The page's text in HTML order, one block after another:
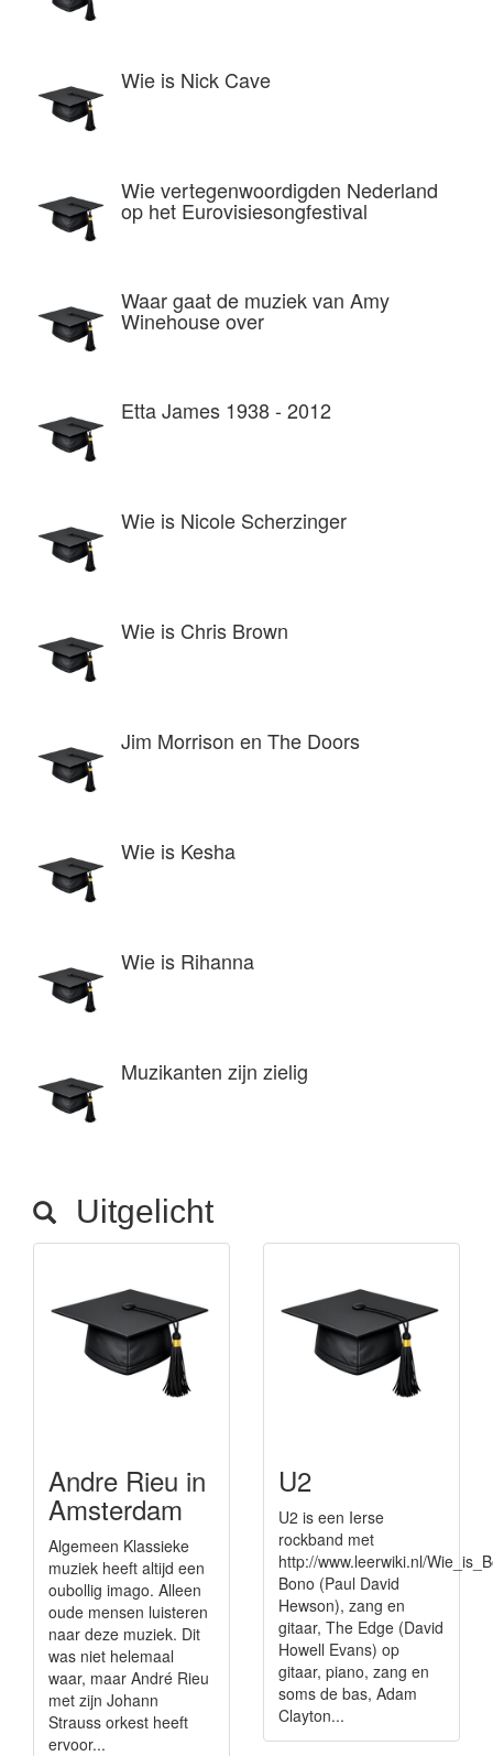
Wie is Nick Cave
Wie vertegenwoordigden Nederland
op het Eurovisiesongfestival
Waar gaat de muziek van Amy
Winehouse over
Etta James 1938 - 2012
Wie is Nicole Scherzinger
Wie is Chris Brown
Jim Morrison en The Doors
Wie is Kesha
Wie is Rihanna
Muzikanten zijn zielig
Uitgelicht
Andre Rieu in
Amsterdam
Algemeen Klassieke
muziek heeft altijd een
oubollig imago. Alleen
oude mensen luisteren
naar deze muziek. Dit
was niet helemaal
waar, maar André Rieu
met zijn Johann
Strauss orkest heeft
ervoor...
U2
U2 is een Ierse
rockband met
http://www.leerwiki.nl/
Bono (Paul David
Hewson), zang en
gitaar, The Edge (David
Howell Evans) op
gitaar, piano, zang en
soms de bas, Adam
Clayton...